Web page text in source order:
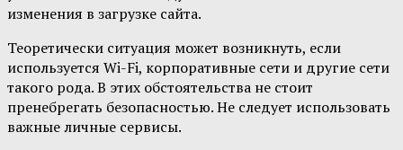
изменения в загрузке сайта.
Теоретически ситуация может возникнуть, если
используется Wi-Fi, корпоративные сети и другие сети
такого рода. В этих обстоятельства не стоит
пренебрегать безопасностью. Не следует использовать
важные личные сервисы.